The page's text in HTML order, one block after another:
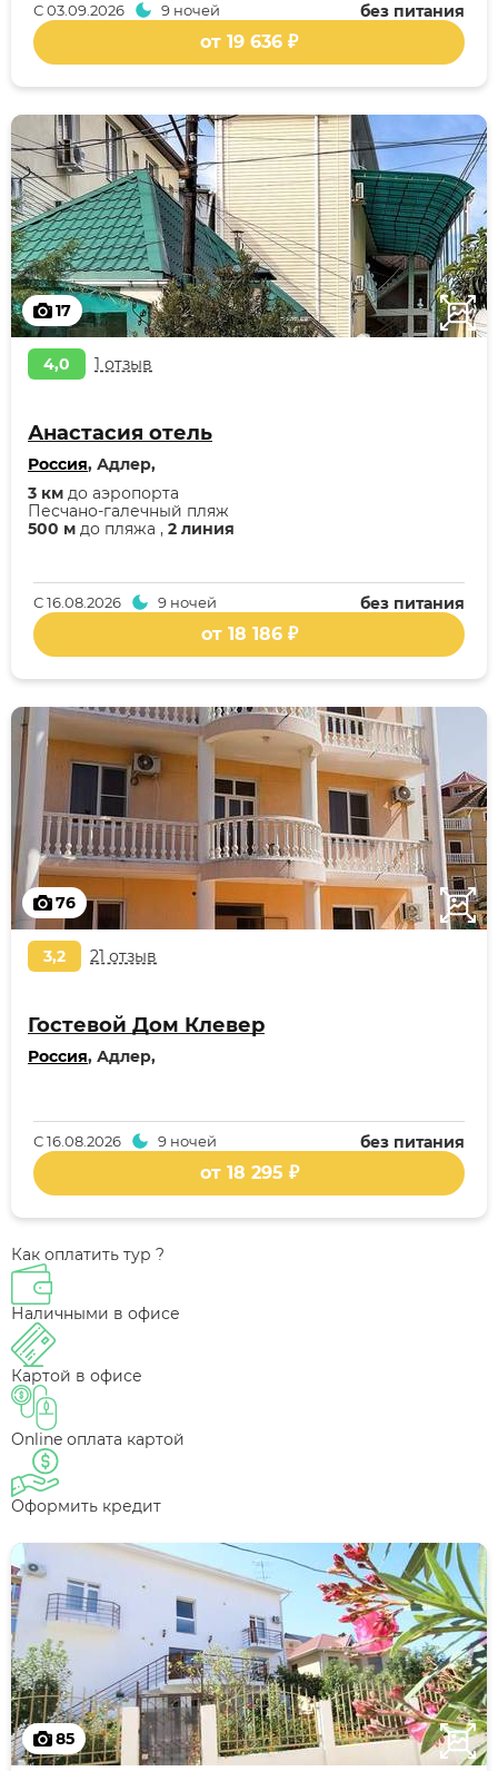
без питания
С03.09.2026 9 ночей
от 19 636 ₽
17
4,0 1 отзыв
Анастасия отель
Россия, Адлер,
500 м до пляжа , 2 линия
Песчано-галечный пляж
3 км до аэропорта
без питания
С16.08.2026 9 ночей
от 18 186 ₽
76
3,2 21 отзыв
Гостевой Дом Клевер
Россия, Адлер,
без питания
С16.08.2026 9 ночей
от 18 295 ₽
Как оплатить тур ?
Наличными в офисе
Картой в офисе
Online оплата картой
Оформить кредит
85